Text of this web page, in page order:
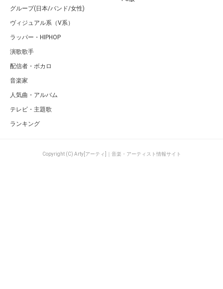
グループ(日本/バンド/女性)
ヴィジュアル系（V系）
ラッパー・HIPHOP
演歌歌手
配信者・ボカロ
音楽家
人気曲・アルバム
テレビ・主題歌
ランキング
Copyright (C) Arty[アーティ]｜音楽・アーティスト情報サイト